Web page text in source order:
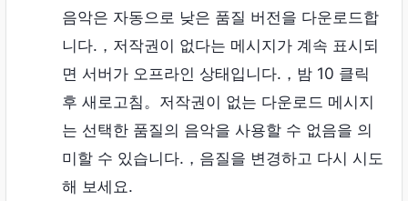
음악은 자동으로 낮은 품질 버전을 다운로드합
니다.，저작권이 없다는 메시지가 계속 표시되
면 서버가 오프라인 상태입니다.，밤 10 클릭
후 새로고침。저작권이 없는 다운로드 메시지
는 선택한 품질의 음악을 사용할 수 없음을 의
미할 수 있습니다.，음질을 변경하고 다시 시도
해 보세요.